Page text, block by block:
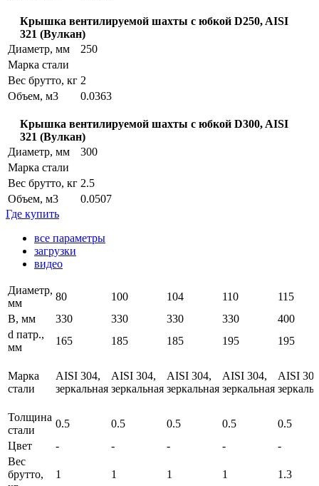
Крышка вентилируемой шахты с юбкой D250, AISI
321 (Вулкан)
Диаметр, мм
250
Марка стали
Вес брутто, кг 2
Объем, м3
0.0363
Крышка вентилируемой шахты с юбкой D300, AISI
321 (Вулкан)
Диаметр, мм
300
Марка стали
Вес брутто, кг 2.5
Объем, м3
0.0507
Где купить
все параметры
загрузки
видео
Диаметр,
мм
80 100 104 110
115
B, мм
330 330 330 330
400
d патр.,
мм
165 185 185 195 195
Марка
стали
AISI 304,
зеркальная
AISI 304,
зеркальная
AISI 304,
зеркальная
AISI 304,
зеркальная
AISI
Толщина
стали
0.5 0.5 0.5 0.5
0.5
Цвет
- - - -
-
Вес
брутто,
1 1 1 1 1.3